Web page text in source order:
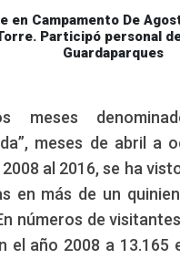
en Campamento De
Participó personal
Guardaparques
meses
meses de abril a
al 2016, se ha
en más de un
números de
el año 2008 a 13.165